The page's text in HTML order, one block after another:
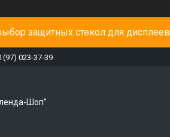
защитных стекол для
(97) 023-37-39
Шоп"